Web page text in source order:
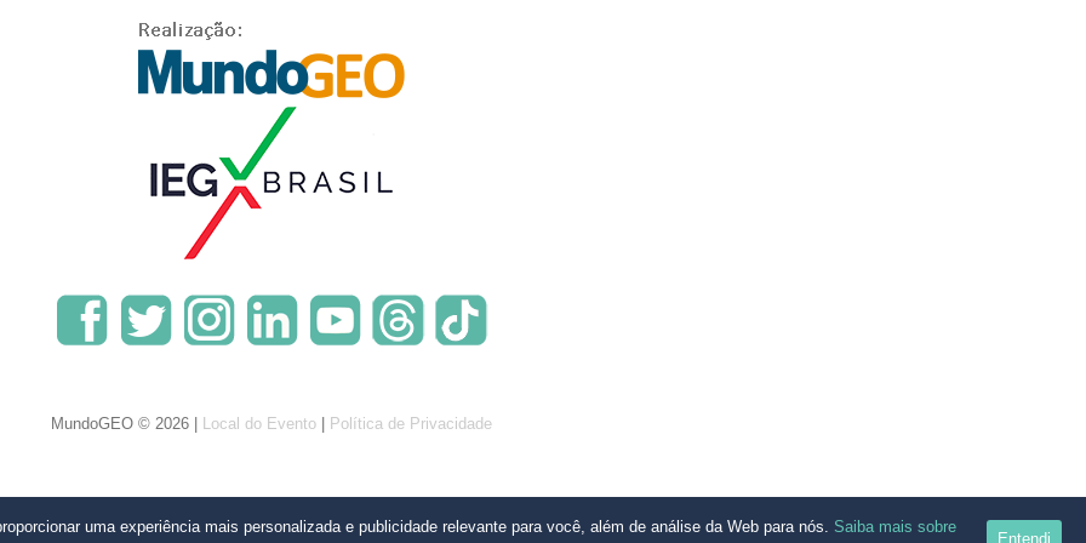
MundoGEO © 2026 | Local do Evento Política de Privacidade
uma experiência mais personalizada e publicidade relevante para você, além de análise da Web para nós. Saiba mais sobre
Entendi